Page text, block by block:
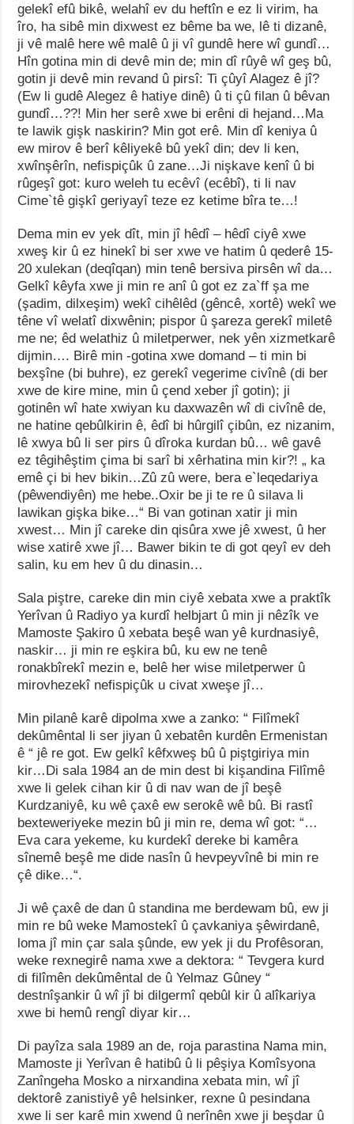
gelekî efû bikê, welahî ev du heftîn e ez li virim, ha
îro, ha sibê min dixwest ez bême ba we, lê ti dizanê,
ji vê malê here wê malê û ji vî gundê here wî gundî…
Hîn gotina min di devê min de; min dî rûyê wî geş bû,
gotin ji devê min revand û pirsî: Ti çûyî Alagez ê jî?
(Ew li gudê Alegez ê hatiye dinê) û ti çû filan û bêvan
gundî…??! Min her serê xwe bi erêni di hejand…Ma
te lawik gişk naskirin? Min got erê. Min dî keniya û
ew mirov ê berî kêliyekê bû yekî din; dev li ken,
xwînşêrîn, nefispiçûk û zane…Ji nişkave kenî û bi
rûgeşî got: kuro weleh tu ecêvî (ecêbî), ti li nav
Cime`tê gişkî geriyayî teze ez ketime bîra te…!
Dema min ev yek dît, min jî hêdî – hêdî ciyê xwe
xweş kir û ez hinekî bi ser xwe ve hatim û qederê 15-
20 xulekan (deqîqan) min tenê bersiva pirsên wî da…
Gelkî kêyfa xwe ji min re anî û got ez za`ff şa me
(şadim, dilxeşim) wekî cihêlêd (gêncê, xortê) wekî we
têne vî welatî dixwênin; pispor û şareza gerekî miletê
me ne; êd welathiz û miletperwer, nek yên xizmetkarê
dijmin…. Birê min -gotina xwe domand – ti min bi
bexşîne (bi buhre), ez gerekî vegerime civînê (di ber
xwe de kire mine, min û çend xeber jî gotin); ji
gotinên wî hate xwiyan ku daxwazên wî di civînê de,
ne hatine qebûlkirin ê, êdî bi hûrgilî çibûn, ez nizanim,
lê xwya bû li ser pirs û dîroka kurdan bû… wê gavê
ez têgihêştim çima bi sarî bi xêrhatina min kir?! „ ka
emê çi bi hev bikin…Zû zû were, bera e`leqedariya
(pêwendiyên) me hebe..Oxir be ji te re û silava li
lawikan gişka bike…“ Bi van gotinan xatir ji min
xwest… Min jî careke din qisûra xwe jê xwest, û her
wise xatirê xwe jî… Bawer bikin te di got qeyî ev deh
salin, ku em hev û du dinasin…
Sala piştre, careke din min ciyê xebata xwe a praktîk
Yerîvan û Radiyo ya kurdî helbjart û min ji nêzîk ve
Mamoste Şakiro û xebata beşê wan yê kurdnasiyê,
naskir… ji min re eşkira bû, ku ew ne tenê
ronakbîrekî mezin e, belê her wise miletperwer û
mirovhezekî nefispiçûk u civat xweşe jî…
Min pilanê karê dipolma xwe a zanko: “ Filîmekî
dekûmêntal li ser jiyan û xebatên kurdên Ermenistan
ê “ jê re got. Ew gelkî kêfxweş bû û piştgiriya min
kir…Di sala 1984 an de min dest bi kişandina Filîmê
xwe li gelek cihan kir û di nav wan de jî beşê
Kurdzaniyê, ku wê çaxê ew serokê wê bû. Bi rastî
bexteweriyeke mezin bû ji min re, dema wî got: “…
Eva cara yekeme, ku kurdekî dereke bi kamêra
sînemê beşê me dide nasîn û hevpeyvînê bi min re
çê dike…“.
Ji wê çaxê de dan û standina me berdewam bû, ew ji
min re bû weke Mamostekî û çavkaniya şêwirdanê,
loma jî min çar sala şûnde, ew yek ji du Profêsoran,
weke rexnegirê nama xwe a dektora: “ Tevgera kurd
di filîmên dekûmêntal de û Yelmaz Gûney “
destnîşankir û wî jî bi dilgermî qebûl kir û alîkariya
xwe bi hemû rengî diyar kir…
Di payîza sala 1989 an de, roja parastina Nama min,
Mamoste ji Yerîvan ê hatibû û li pêşiya Komîsyona
Zanîngeha Mosko a nirxandina xebata min, wî jî
dektorê zanistiyê yê helsinker, rexne û pesindana
xwe li ser karê min xwend û nerînên xwe ji beşdar û